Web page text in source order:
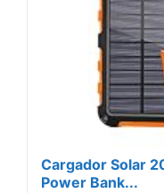
Cargador Solar
Power Bank...